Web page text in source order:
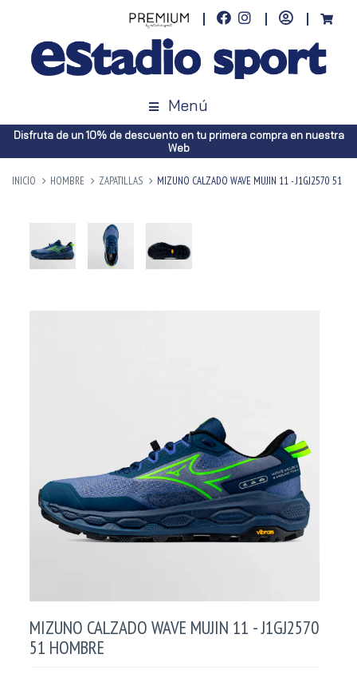
Menú
Disfruta de un 10% de descuento en tu primera compra en nuestra
Web
INICIO HOMBRE ZAPATILLAS MIZUNO CALZADO WAVE MUJIN 11 - J1GJ2570 51
MIZUNO CALZADO WAVE MUJIN 11 - J1GJ2570
51 HOMBRE